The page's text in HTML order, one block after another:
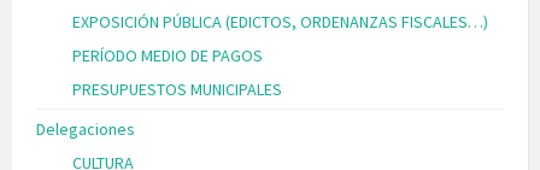
EXPOSICIÓN PÚBLICA (EDICTOS, ORDENANZAS FISCALES…)
PERÍODO MEDIO DE PAGOS
PRESUPUESTOS MUNICIPALES
Delegaciones
CULTURA